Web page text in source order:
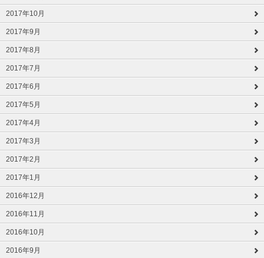
2017年10月
2017年9月
2017年8月
2017年7月
2017年6月
2017年5月
2017年4月
2017年3月
2017年2月
2017年1月
2016年12月
2016年11月
2016年10月
2016年9月